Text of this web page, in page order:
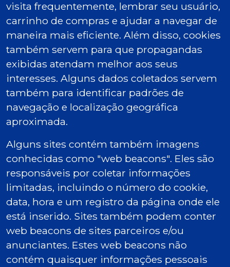
visita frequentemente, lembrar seu usuário,
carrinho de compras e ajudar a navegar de
maneira mais eficiente. Além disso, cookies
também servem para que propagandas
exibidas atendam melhor aos seus
interesses. Alguns dados coletados servem
também para identificar padrões de
navegação e localização geográfica
aproximada.
Alguns sites contém também imagens
conhecidas como "web beacons". Eles são
responsáveis por coletar informações
limitadas, incluindo o número do cookie,
data, hora e um registro da página onde ele
está inserido. Sites também podem conter
web beacons de sites parceiros e/ou
anunciantes. Estes web beacons não
contém quaisquer informações pessoais